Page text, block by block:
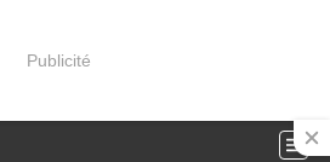
Publicité